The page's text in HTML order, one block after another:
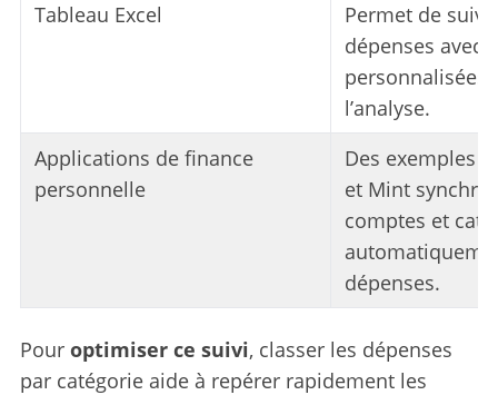
Tableau Excel
Permet de
dépenses avec
l’analyse.
Applications de finance
personnelle
Des exemples
et Mint
comptes et
dépenses.
Pour optimiser ce suivi, classer les dépenses
par catégorie aide à repérer rapidement les